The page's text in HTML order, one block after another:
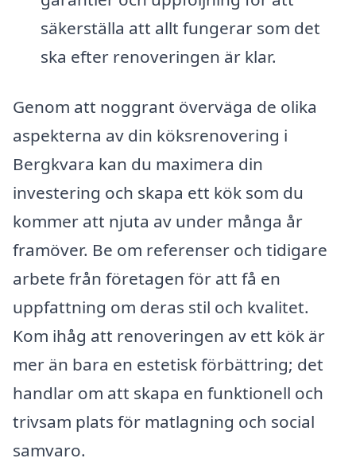
säkerställa att allt fungerar som det
ska efter renoveringen är klar.
Genom att noggrant överväga de olika
aspekterna av din köksrenovering i
Bergkvara kan du maximera din
investering och skapa ett kök som du
kommer att njuta av under många år
framöver. Be om referenser och tidigare
arbete från företagen för att få en
uppfattning om deras stil och kvalitet.
Kom ihåg att renoveringen av ett kök är
mer än bara en estetisk förbättring; det
handlar om att skapa en funktionell och
trivsam plats för matlagning och social
samvaro.